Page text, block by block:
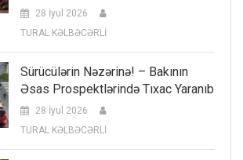
28 İyul 2026
TURAL KƏLBƏCƏRLİ
Sürücülərin Nəzərinə! – Bakının
Əsas Prospektlərində Tıxac Yaranıb
28 İyul 2026
TURAL KƏLBƏCƏRLİ